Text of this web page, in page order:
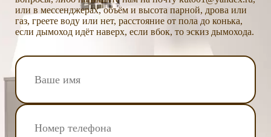
или в мессенджерах, объём и высота парной, дрова или
газ, греете воду или нет, расстояние от пола до конька,
если дымоход идёт наверх, если вбок, то эскиз дымохода.